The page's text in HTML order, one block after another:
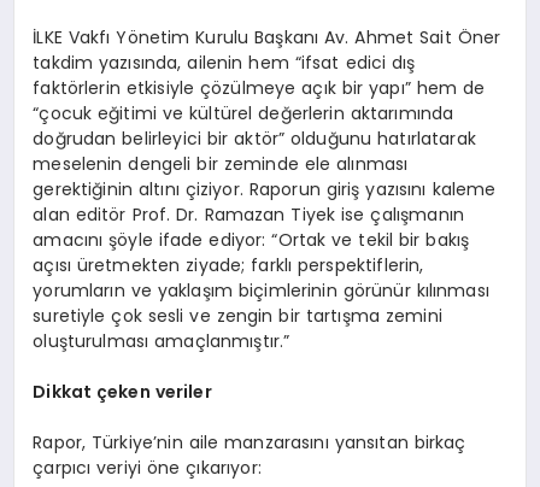
İLKE Vakfı Yönetim Kurulu Başkanı Av. Ahmet Sait Öner
takdim yazısında, ailenin hem “ifsat edici dış
faktörlerin etkisiyle çözülmeye açık bir yapı” hem de
“çocuk eğitimi ve kültürel değerlerin aktarımında
doğrudan belirleyici bir aktör” olduğunu hatırlatarak
meselenin dengeli bir zeminde ele alınması
gerektiğinin altını çiziyor. Raporun giriş yazısını kaleme
alan editör Prof. Dr. Ramazan Tiyek ise çalışmanın
amacını şöyle ifade ediyor: “Ortak ve tekil bir bakış
açısı üretmekten ziyade; farklı perspektiflerin,
yorumların ve yaklaşım biçimlerinin görünür kılınması
suretiyle çok sesli ve zengin bir tartışma zemini
oluşturulması amaçlanmıştır.”
Dikkat çeken veriler
Rapor, Türkiye’nin aile manzarasını yansıtan birkaç
çarpıcı veriyi öne çıkarıyor: